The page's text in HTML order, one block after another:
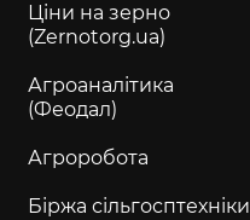
Ціни на зерно
(Zernotorg.ua)
Агроаналітика
(Феодал)
Агроробота
Біржа сільгосптехніки